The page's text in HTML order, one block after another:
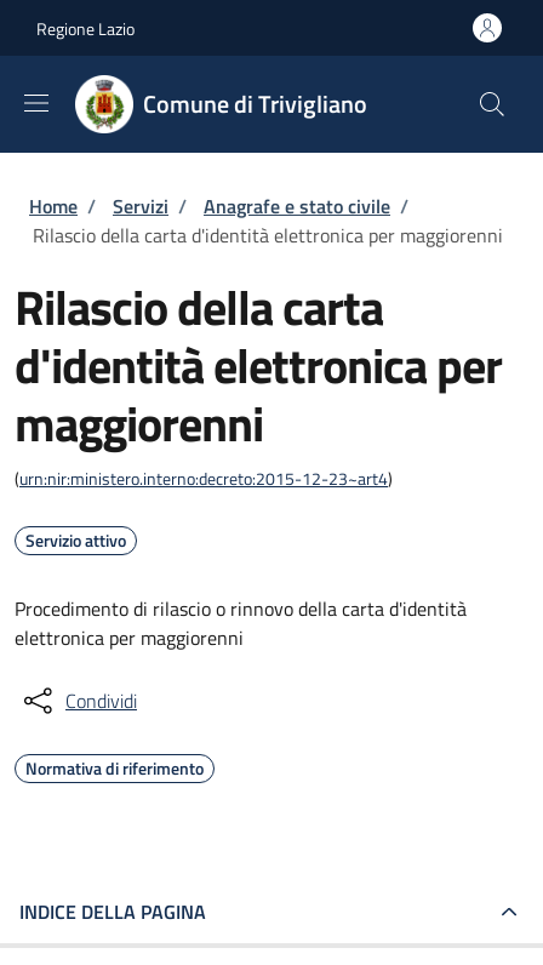
Regione Lazio
Comune di Trivigliano
Briciole di pane
Home / Servizi / Anagrafe e stato civile /
Rilascio della carta d'identità elettronica per maggiorenni
Rilascio della carta
d'identità elettronica per
maggiorenni
(urn:nir:ministero.interno:decreto:2015-12-23~art4)
Servizio attivo
Procedimento di rilascio o rinnovo della carta d'identità
elettronica per maggiorenni
Condividi
Normativa di riferimento
INDICE DELLA PAGINA